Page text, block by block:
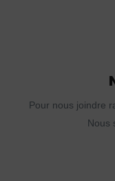
Pour nous joindre
Nous